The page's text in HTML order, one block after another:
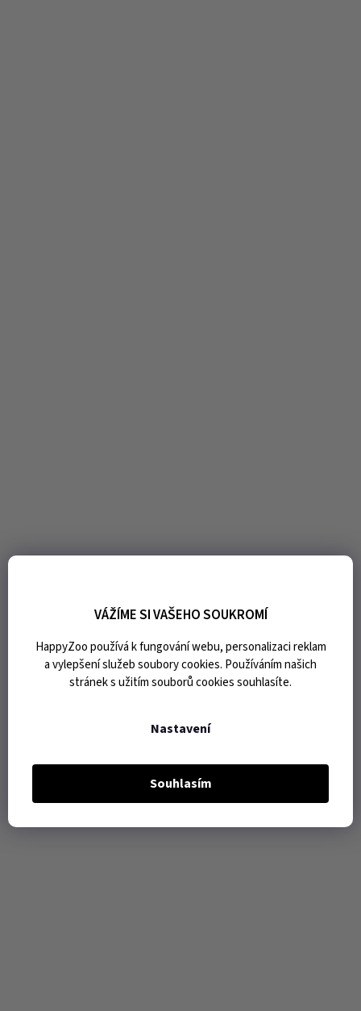
VÁŽÍME SI VAŠEHO SOUKROMÍ
HappyZoo používá k fungování webu, personalizaci reklam
a vylepšení služeb soubory cookies. Používáním našich
stránek s užitím souborů cookies souhlasíte.
Nastavení
Souhlasím